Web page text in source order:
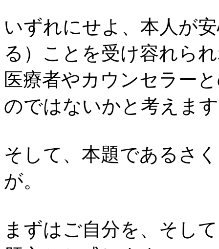
いずれにせよ、本人が
る）ことを受け容れら
医療者やカウンセラー
のではないかと考えま
そして、本題であるさ
が。
まずはご自分を、そし